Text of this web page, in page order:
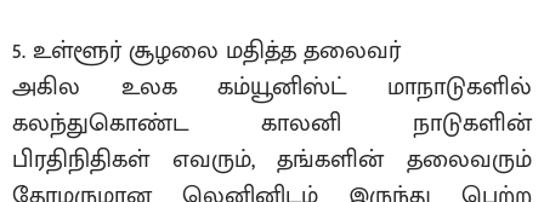
5. உள்ளூர் சூழலை மதித்த தலைவர்
அகில உலக கம்யூனிஸ்ட் மாநாடுகளில்
கலந்துகொண்ட காலனி நாடுகளின்
பிரதிநிதிகள் எவரும், தங்களின் தலைவரும்